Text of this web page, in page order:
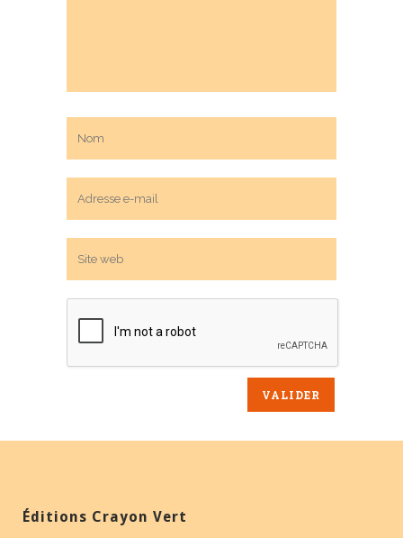
Éditions Crayon Vert